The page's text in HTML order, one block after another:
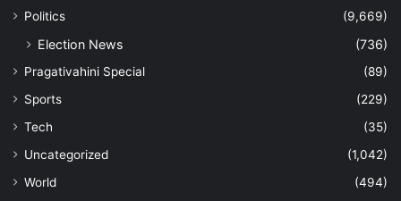
Politics
(9,669)
Election News (736)
Pragativahini Special
(89)
Sports
(229)
Tech
(35)
Uncategorized
(1,042)
World
(494)